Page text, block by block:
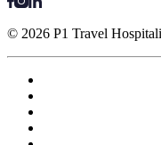
© 2026 P1 Travel